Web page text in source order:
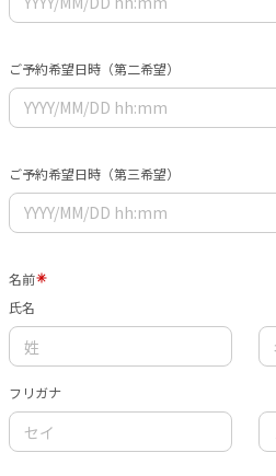
ご予約希望日時（第二希望）
ご予約希望日時（第三希望）
名前
氏名
フリガナ